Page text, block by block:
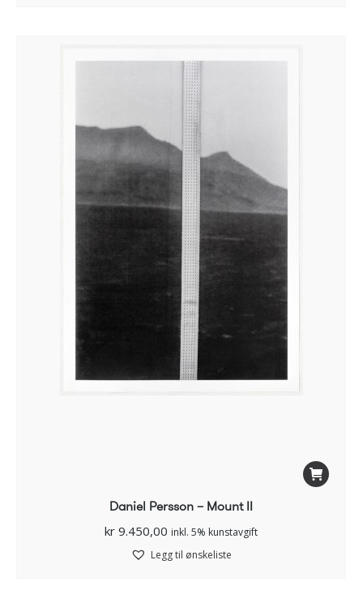
Daniel Persson – Mount II
kr 9.450,00 inkl. 5% kunstavgift
Legg til ønskeliste